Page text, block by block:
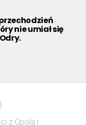
nie umiał się